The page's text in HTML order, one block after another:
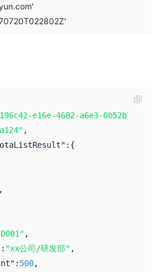
e16e-4682-a6e3-0b52b
,
{
,
"xx公司/研发部" ,
500,